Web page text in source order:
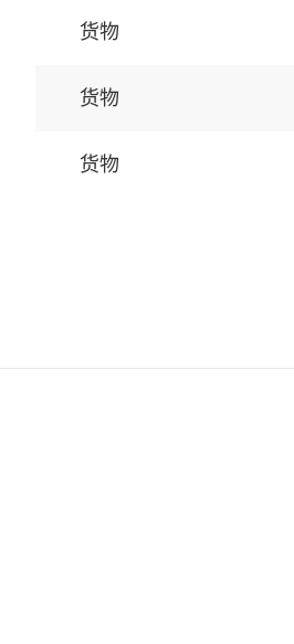
货物
货物
货物